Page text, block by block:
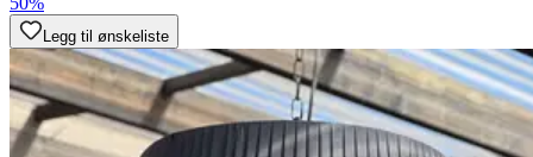
Legg til ønskeliste